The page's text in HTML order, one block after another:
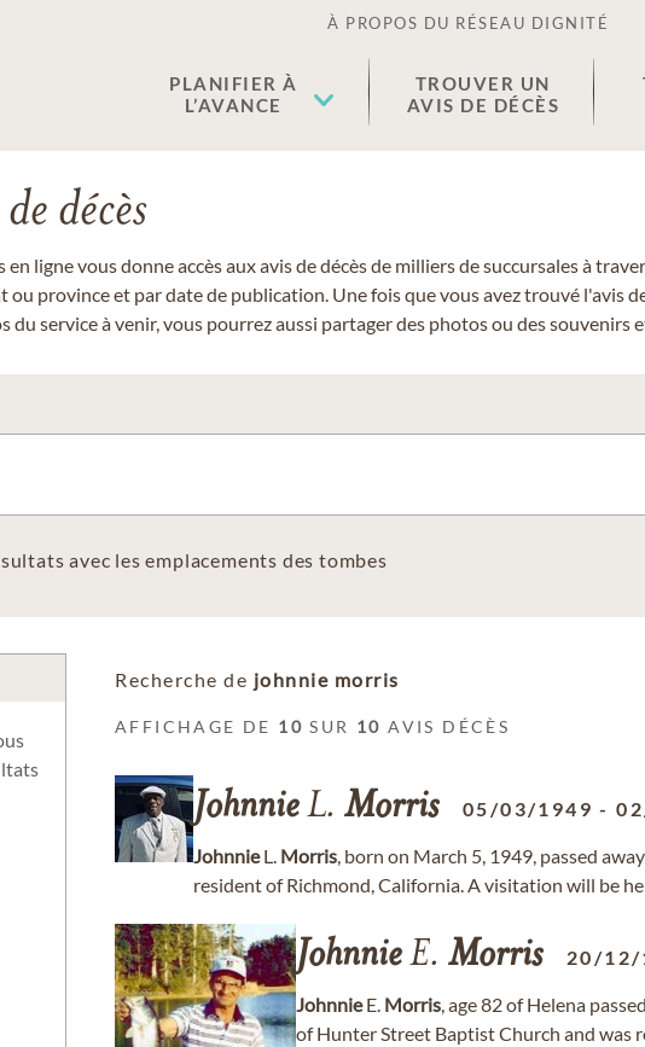
À PROPOS DU RÉSEAU DIGNITÉ
PLANIFIER À
L’AVANCE
TROUVER UN
AVIS DE DÉCÈS
décès
en ligne vous donne accès aux avis de décès de milliers de succursales à
ou province et par date de publication. Une fois que vous avez trouvé l'avis
service à venir, vous pourrez aussi partager des photos ou des souvenirs
avec les emplacements des tombes
Recherche de johnnie morris
AFFICHAGE DE 10 SUR 10 AVIS DÉCÈS
JohnnieL. Morris 05/03/1949 -
JohnnieL. Morris, born on March 5, 1949, passed
resident of Richmond, California. A visitation will be
JohnnieE. Morris 20/12/
JohnnieE. Morris, age 82 of Helena
of Hunter Street Baptist Church and was